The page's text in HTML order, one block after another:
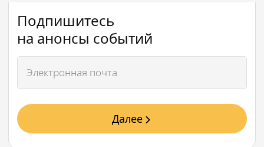
Подпишитесь
на анонсы событий
Далее